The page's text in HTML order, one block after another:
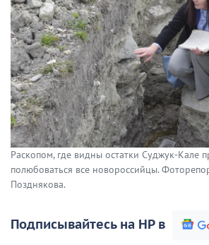
Раскопом, где видны остатки Суджук-Кале
полюбоваться все новороссийцы.
Позднякова.
Подписывайтесь на НР в